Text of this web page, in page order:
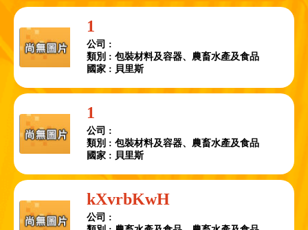
1
公司 :
類別 : 包裝材料及容器、農畜水產及食品
國家 : 貝里斯
1
公司 :
類別 : 包裝材料及容器、農畜水產及食品
國家 : 貝里斯
kXvrbKwH
公司 :